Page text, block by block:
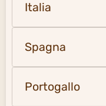
Italia
Spagna
Portogallo